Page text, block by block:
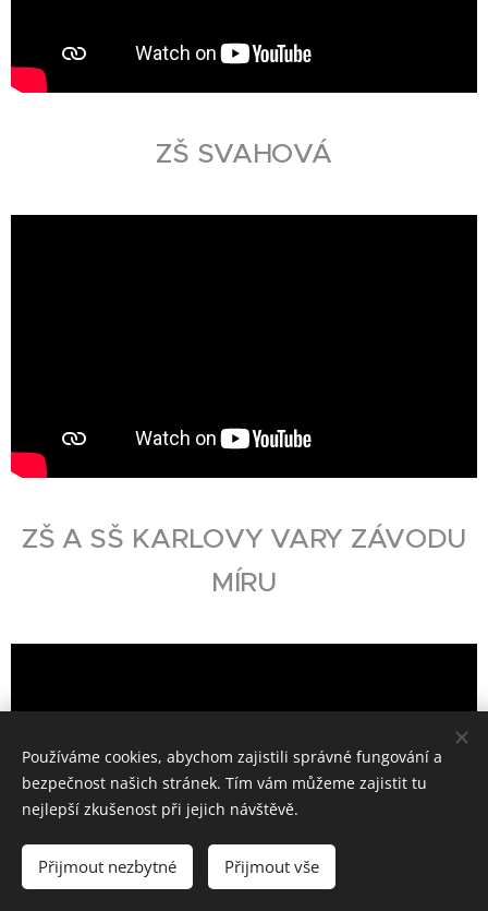
ZŠ SVAHOVÁ
ZŠ A SŠ KARLOVY VARY ZÁVODU
MÍRU
Používáme cookies, abychom zajistili správné fungování a
bezpečnost našich stránek. Tím vám můžeme zajistit tu
nejlepší zkušenost při jejich návštěvě.
Přijmout nezbytné Přijmout vše